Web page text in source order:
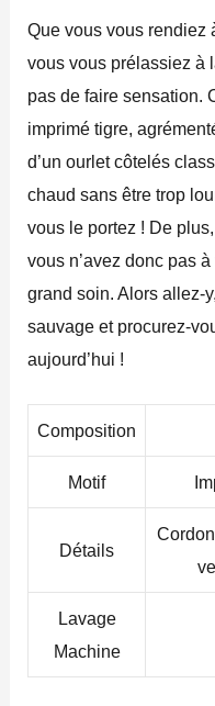
Que vous vous rendiez
vous vous prélassiez à
pas de faire sensation.
imprimé tigre,
d’un ourlet côtelés
chaud sans être trop
vous le portez ! De
vous n’avez donc pas
grand soin. Alors allez-
sauvage et procurez-
aujourd’hui !
Composition
Motif
Détails
Lavage
Machine